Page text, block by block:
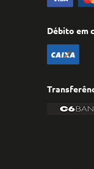
Débito em